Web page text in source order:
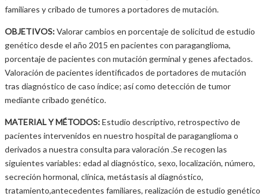
familiares y cribado de tumores a portadores de mutación.
OBJETIVOS:Valorar cambios en porcentaje de solicitud de estudio
genético desde el año 2015 en pacientes con paraganglioma,
porcentaje de pacientes con mutación germinal y genes afectados.
Valoración de pacientes identificados de portadores de mutación
tras diagnóstico de caso índice; así como detección de tumor
mediante cribado genético.
MATERIAL Y MÉTODOS:Estudio descriptivo, retrospectivo de
pacientes intervenidos en nuestro hospital de paraganglioma o
derivados a nuestra consulta para valoración .Se recogen las
siguientes variables: edad al diagnóstico, sexo, localización, número,
secreción hormonal, clínica, metástasis al diagnóstico,
tratamiento,antecedentes familiares, realización de estudio genético